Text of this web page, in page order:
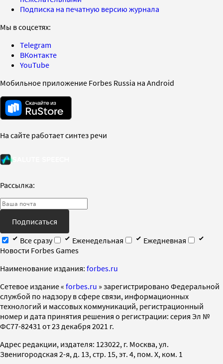
Подписка на печатную версию журнала
Мы в соцсетях:
Telegram
ВКонтакте
YouTube
Мобильное приложение Forbes Russia на Android
На сайте работает синтез речи
Рассылка:
Подписаться
Все сразу
Еженедельная
Ежедневная
Новости Forbes Games
Наименование издания: forbes.ru
Cетевое издание « forbes.ru » зарегистрировано Федеральной
службой по надзору в сфере связи, информационных
технологий и массовых коммуникаций, регистрационный
номер и дата принятия решения о регистрации: серия Эл №
ФС77-82431 от 23 декабря 2021 г.
Адрес редакции, издателя: 123022, г. Москва, ул.
Звенигородская 2-я, д. 13, стр. 15, эт. 4, пом. X, ком. 1